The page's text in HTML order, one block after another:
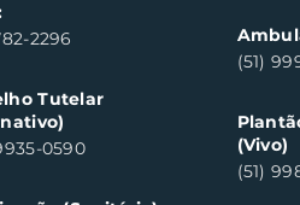
2296
Tutelar
0590
(51)
(Vivo)
(51)